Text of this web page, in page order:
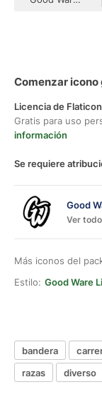
Comenzar
Licencia de Flaticon
Gratis para uso
información
Se requiere
Good
Ver
Más iconos del
Estilo: Good Ware
bandera
razas
diverso